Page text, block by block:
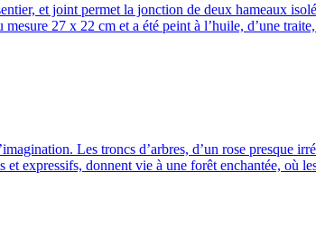
et joint permet la jonction de deux hameaux
27 x 22 cm et a été peint à l’huile, d’une
Les troncs d’arbres, d’un rose presque
expressifs, donnent vie à une forêt enchantée, où